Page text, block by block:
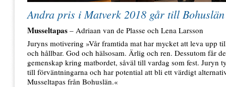
Andra pris i Matverk 2018 går till Bohuslän
Musseltapas – Adriaan van de Plasse och Lena Larsson
Juryns motivering »Vår framtida mat har mycket att leva upp
och hållbar. God och hälsosam. Ärlig och ren. Dessutom får
gemenskap kring matbordet, såväl till vardag som fest. Juryn
till förväntningarna och har potential att bli ett värdigt
Musseltapas från Bohuslän.«